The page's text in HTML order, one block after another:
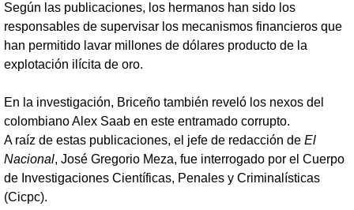
Según las publicaciones, los hermanos han sido los
responsables de supervisar los mecanismos financieros que
han permitido lavar millones de dólares producto de la
explotación ilícita de oro.
En la investigación, Briceño también reveló los nexos del
colombiano Alex Saab en este entramado corrupto.
A raíz de estas publicaciones, el jefe de redacción de El
Nacional, José Gregorio Meza, fue interrogado por el Cuerpo
de Investigaciones Científicas, Penales y Criminalísticas
(Cicpc).